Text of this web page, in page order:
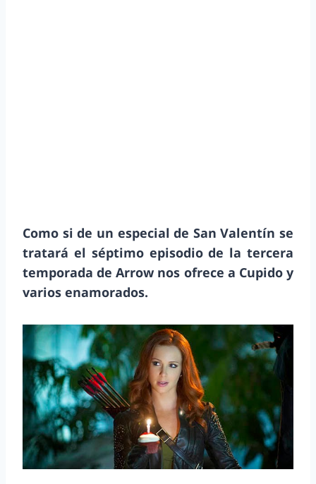
Como si de un especial de San Valentín se
tratará el séptimo episodio de la tercera
temporada de Arrow nos ofrece a Cupido y
varios enamorados.